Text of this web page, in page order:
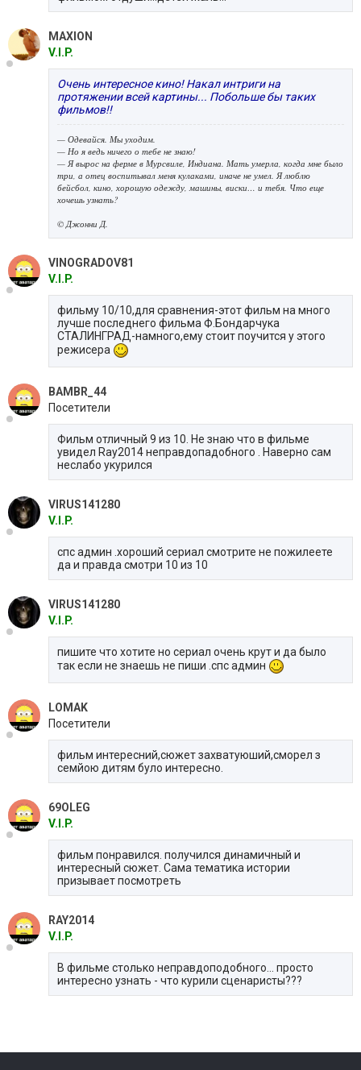
MAXION
V.I.P.
Очень интересное кино! Накал интриги на
протяжении всей картины... Побольше бы таких
фильмов!!
— Одевайся. Мы уходим.
— Но я ведь ничего о тебе не знаю!
— Я вырос на ферме в Мурсвиле, Индиана. Мать умерла, когда мне было
три, а отец воспитывал меня кулаками, иначе не умел. Я люблю
бейсбол, кино, хорошую одежду, машины, виски… и тебя. Что еще
хочешь узнать?
© Джонни Д.
VINOGRADOV81
V.I.P.
фильму 10/10,для сравнения-этот фильм на много
лучше последнего фильма Ф.Бондарчука
СТАЛИНГРАД-намного,ему стоит поучится у этого
режисера
BAMBR_44
Посетители
Фильм отличный 9 из 10. Не знаю что в фильме
увидел Ray2014 неправдопадобного . Наверно сам
неслабо укурился
VIRUS141280
V.I.P.
спс админ .хороший сериал смотрите не пожилеете
да и правда смотри 10 из 10
VIRUS141280
V.I.P.
пишите что хотите но сериал очень крут и да было
так если не знаешь не пиши .спс админ
LOMAK
Посетители
фильм интересний,сюжет захватуюший,сморел з
семйою дитям було интересно.
69OLEG
V.I.P.
фильм понравился. получился динамичный и
интересный сюжет. Сама тематика истории
призывает посмотреть
RAY2014
V.I.P.
В фильме столько неправдоподобного... просто
интересно узнать - что курили сценаристы???